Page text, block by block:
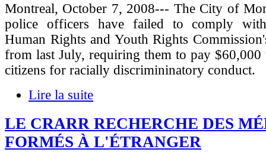
Montreal, October 7, 2008--- The City of
police officers have failed to comply
Human Rights and Youth Rights
from last July, requiring them to pay $60,000
citizens for racially discrimininatory conduct.
Lire la suite
LE CRARR RECHERCHE DES
FORMÉS À L'ÉTRANGER